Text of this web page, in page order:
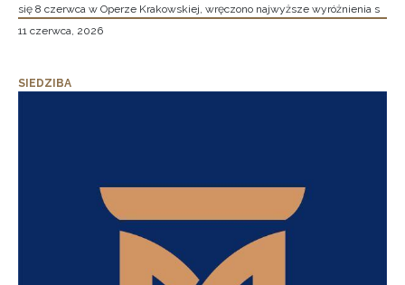
się 8 czerwca w Operze Krakowskiej, wręczono najwyższe wyróżnienia s
11 czerwca, 2026
SIEDZIBA